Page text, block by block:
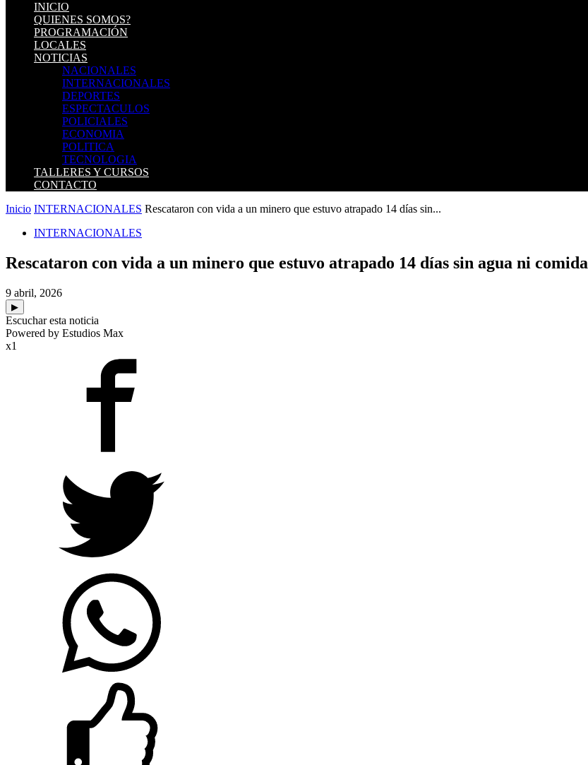
INICIO
QUIENES SOMOS?
PROGRAMACIÓN
LOCALES
NOTICIAS
NACIONALES
INTERNACIONALES
DEPORTES
ESPECTACULOS
POLICIALES
ECONOMIA
POLITICA
TECNOLOGIA
TALLERES Y CURSOS
CONTACTO
Inicio INTERNACIONALES Rescataron con vida a un minero que estuvo atrapado 14 días sin...
INTERNACIONALES
Rescataron con vida a un minero que estuvo atrapado 14 días sin agua ni comida
9 abril, 2026
▶
Escuchar esta noticia
Powered by Estudios Max
x1